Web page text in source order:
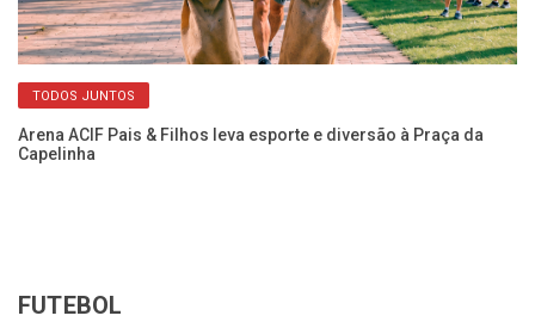
TODOS JUNTOS
Arena ACIF Pais & Filhos leva esporte e diversão à Praça da
Capelinha
FUTEBOL